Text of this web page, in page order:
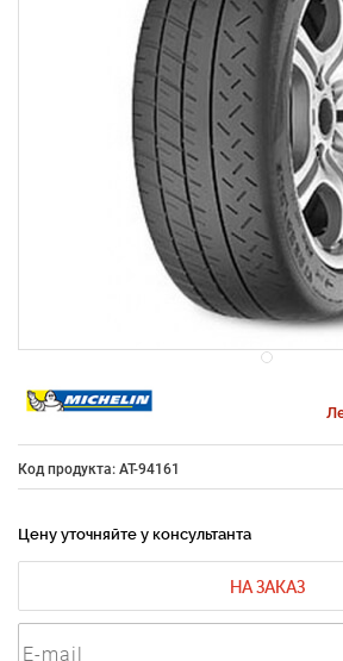
Код продукта: AT-94161
Цену уточняйте у консультанта
НА ЗАКАЗ